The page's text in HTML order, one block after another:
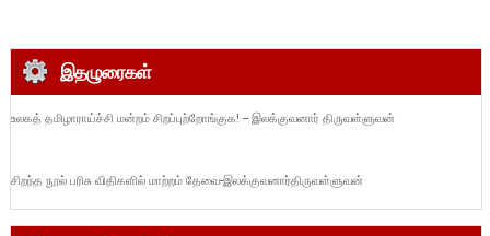
இதழுரைகள்
உலகத் தமிழாராய்ச்சி மன்றம் சிறப்புற்றோங்குக! – இலக்குவனார் திருவள்ளுவன்
சிறந்த நூல் பரிசு விதிகளில் மாற்றம் தேவை-இலக்குவனார்திருவள்ளுவன்